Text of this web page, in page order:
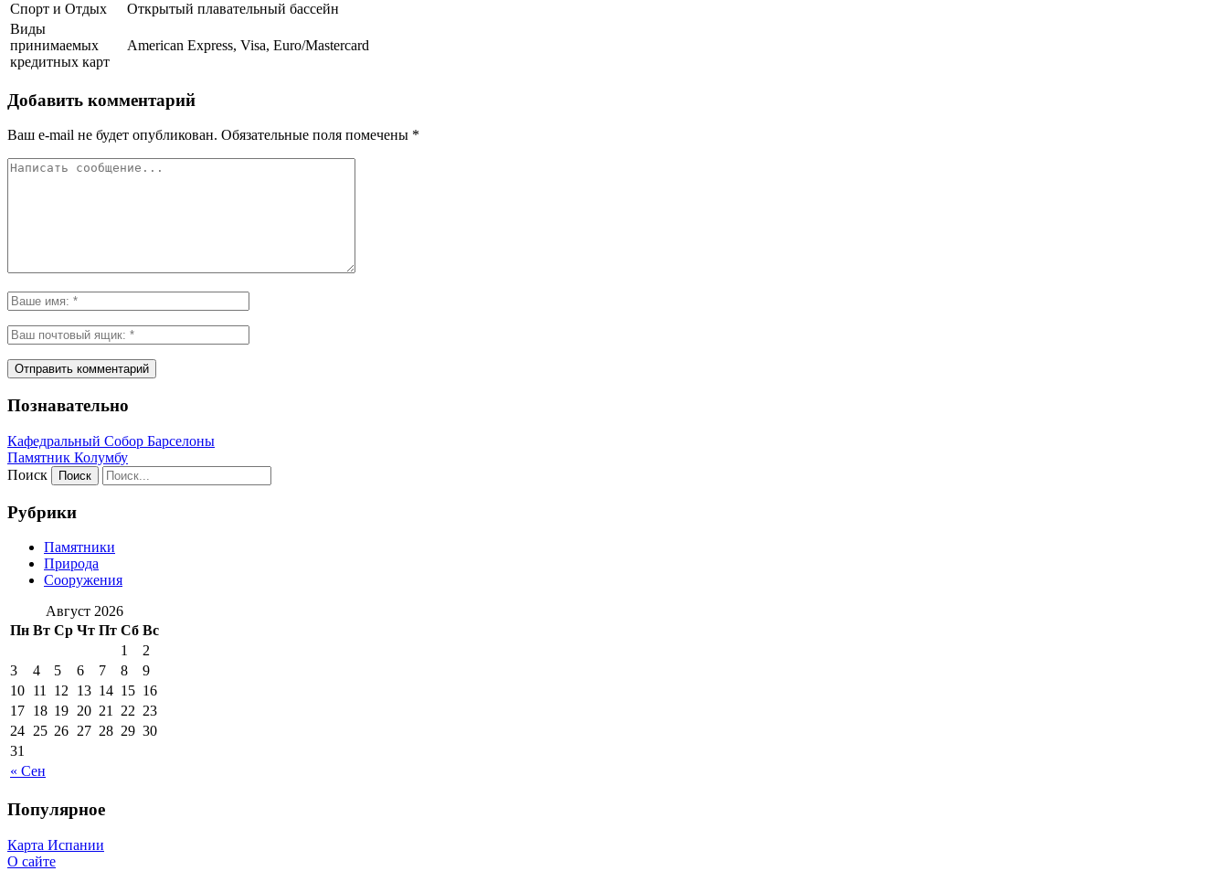
Спорт и Отдых
Открытый плавательный бассейн
Виды
принимаемых
кредитных карт
American Express, Visa, Euro/Mastercard
Добавить комментарий
Ваш e-mail не будет опубликован. Обязательные поля помечены *
Познавательно
Кафeдрaльный Собор Барселоны
Пaмятник Колумбу
Поиск
Рубрики
Памятники
Природа
Сооружения
Август 2026
Пн Вт Ср Чт Пт Сб Вс
« Сен
1
2
3
4 5 6 7 8
9
10 11 12 13 14 15 16
17 18 19 20 21 22 23
24 25 26 27 28 29 30
31
Популярное
Карта Испании
О сайте